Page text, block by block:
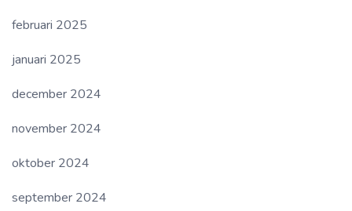
februari 2025
januari 2025
december 2024
november 2024
oktober 2024
september 2024